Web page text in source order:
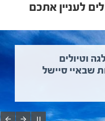
לעניין אתכם
וטיולים
שבאיי סיישל